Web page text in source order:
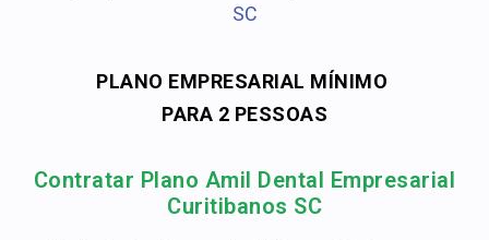
SC
PLANO EMPRESARIAL MÍNIMO
PARA 2 PESSOAS
Contratar Plano Amil Dental Empresarial
Curitibanos SC